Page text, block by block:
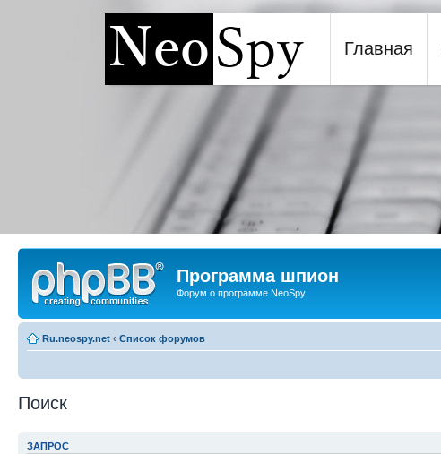
Программа шпион NeoSpy
Главная
Программа шпион
Форум о программе NeoSpy
Ru.neospy.net ‹ Список форумов
Поиск
ЗАПРОС